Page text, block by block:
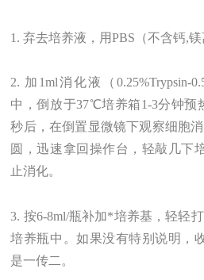
1. 弃去培养液，用PBS（不含钙,镁
2. 加1ml消化液（0.25%Trypsin-
中，倒放于37℃培养箱1-3分钟预
秒后，在倒置显微镜下观察细胞
圆，迅速拿回操作台，轻敲几下
止消化。
3. 按6-8ml/瓶补加*培养基，轻轻
培养瓶中。如果没有特别说明，
是一传二。